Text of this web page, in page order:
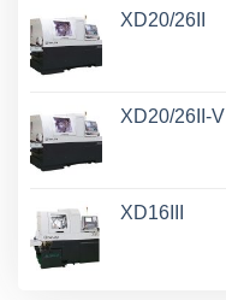
XD20/26II
XD20/26II-V
XD16III